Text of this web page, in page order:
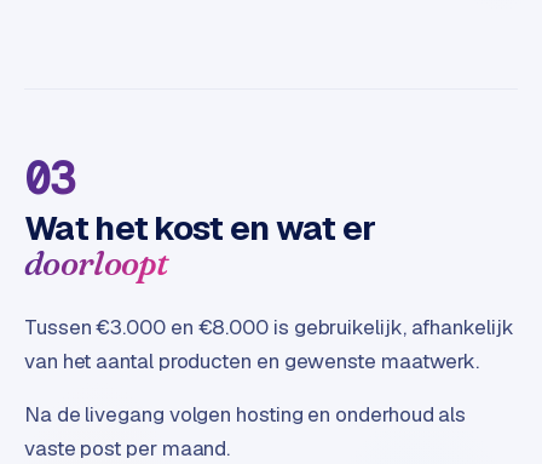
03
Wat het kost en wat er
doorloopt
Tussen €3.000 en €8.000 is gebruikelijk, afhankelijk
van het aantal producten en gewenste maatwerk.
Na de livegang volgen hosting en onderhoud als
vaste post per maand.